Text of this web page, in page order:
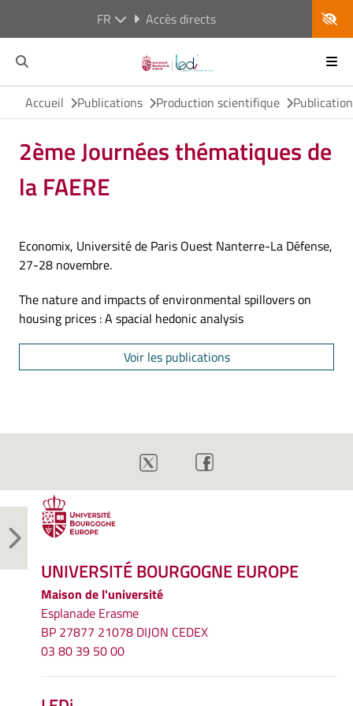
FR Accès directs
Accueil Publications Production scientifique
2ème Journées thématiques de
la FAERE
Economix, Université de Paris Ouest Nanterre-La Défense,
27-28 novembre.
The nature and impacts of environmental spillovers on
housing prices : A spacial hedonic analysis
Voir les publications
UNIVERSITÉ BOURGOGNE EUROPE
Maison de l'université
Esplanade Erasme
BP 27877 21078 DIJON CEDEX
03 80 39 50 00